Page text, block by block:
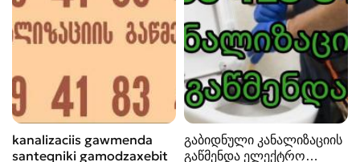
kanalizaciis gawmenda
santeqniki gamodzaxebit
გაბიდნული კანალიზაციის
გაწმენდა ელექტრო